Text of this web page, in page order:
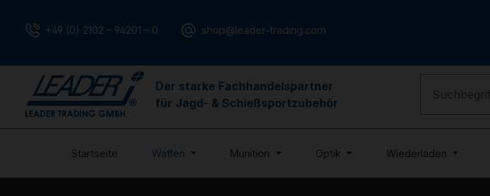
+49 (0) 2102 – 94201 – 0 shop@leader-trading.com
Der starke Fachhandelspartner
für Jagd- & Schießsportzubehör
Startseite Waffen Munition Optik Wiederladen